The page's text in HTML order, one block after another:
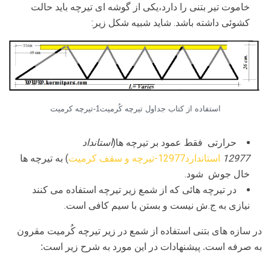
خاموت تیر بتنی را دارد،یکی از گوشه ای تیرچه باید حالت
کشوئی داشته باشد. شاید شبیه شکل زیر:
استفاده از کتاب جداول تیرچه کُرمیت1-تیرچه کرمیت
حرارتی فقط عمود بر تیرچه ها(استانداد
12977
استاندارد12977-تیرچه و سقف کرمیت
) به تیرچه ها
خال جوش شود.
در تیرچه هائی که از شمع زیر تیرچه استفاده می کنند
نیازی به ج.ش نیست و بستن با سیم کافی است.
در سازه های بتنی استفاده از شمع در زیر تیرچه کُرمیت مقرون
به صرفه است. پیشنهادات در این مورد به شرح زیر است: